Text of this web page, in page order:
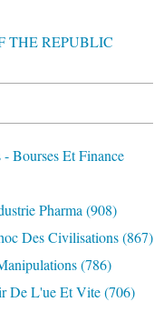
THE REPUBLIC
Bourses Et Finance
Pharma (908)
Des Civilisations(867)
(786)
De L'ue Et Vite(706)